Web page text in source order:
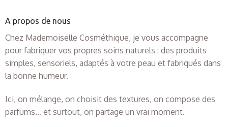
A propos de nous
Chez Mademoiselle Cosméthique, je vous accompagne
pour fabriquer vos propres soins naturels : des produits
simples, sensoriels, adaptés à votre peau et fabriqués dans
la bonne humeur.
Ici, on mélange, on choisit des textures, on compose des
parfums… et surtout, on partage un vrai moment.